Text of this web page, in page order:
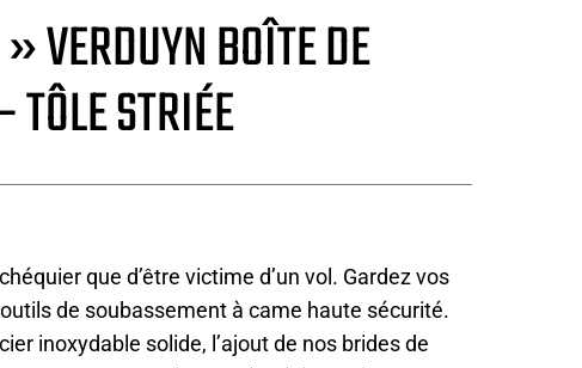
VERDUYN BOÎTE DE
TÔLE STRIÉE
que d’être victime d’un vol. Gardez vos
de soubassement à came haute sécurité.
inoxydable solide, l’ajout de nos brides de